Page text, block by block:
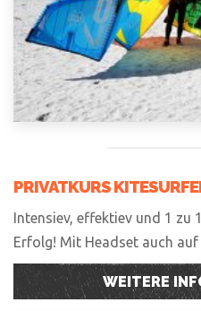
PRIVATKURS
Intensiev, effektiev und 1
Erfolg! Mit Headset auch
WEITERE